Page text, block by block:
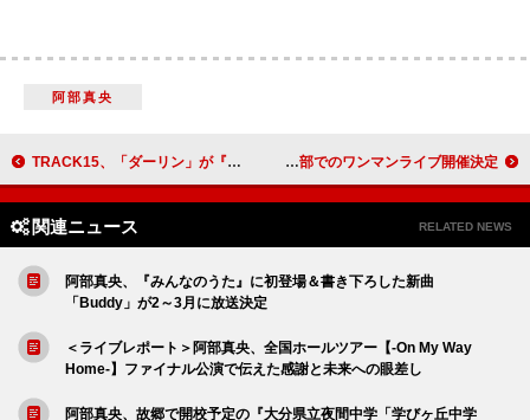
阿部真央
TRACK15、「ダーリン」が『あざとくて何が悪いの？』1月クールEDテーマに決定 SOIL＆“PIMP”SESSIONS、東京キネマ倶楽部でのワンマンライブ開催決定
関連ニュース RELATED NEWS
阿部真央、『みんなのうた』に初登場＆書き下ろした新曲
「Buddy」が2～3月に放送決定
＜ライブレポート＞阿部真央、全国ホールツアー【-On My Way
Home-】ファイナル公演で伝えた感謝と未来への眼差し
阿部真央、故郷で開校予定の『大分県立夜間中学「学びヶ丘中学